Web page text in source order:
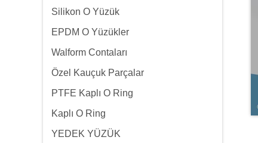
Silikon O Yüzük
EPDM O Yüzükler
Walform Contaları
Özel Kauçuk Parçalar
PTFE Kaplı O Ring
Kaplı O Ring
YEDEK YÜZÜK